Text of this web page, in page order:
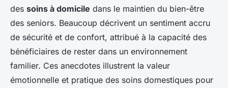
des soins à domicile dans le maintien du bien-être
des seniors. Beaucoup décrivent un sentiment accru
de sécurité et de confort, attribué à la capacité des
bénéficiaires de rester dans un environnement
familier. Ces anecdotes illustrent la valeur
émotionnelle et pratique des soins domestiques pour